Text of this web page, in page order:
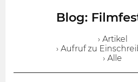
Blog:
› Artikel
› Aufruf zu
› Alle